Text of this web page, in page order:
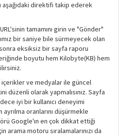
aşağıdaki direktifi takip ederek
tamamını girin ve "Gönder"
bir saniye bile sürmeyecek olan
eksiksiz bir sayfa raporu
boyutu hem Kilobyte(KB) hem
ve medyalar ile güncel
düzenli olarak yapmalısınız. Sayfa
iyi bir kullanıcı deneyimi
oranlarını düşürmekle
Google'ın en çok dikkat ettiği
motoru sıralamalarınızı da